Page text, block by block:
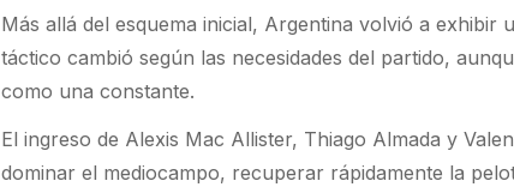
Más allá del esquema inicial, Argentina volvió a exhibir
táctico cambió según las necesidades del partido,
como una constante.
El ingreso de Alexis Mac Allister, Thiago Almada y
dominar el mediocampo, recuperar rápidamente la